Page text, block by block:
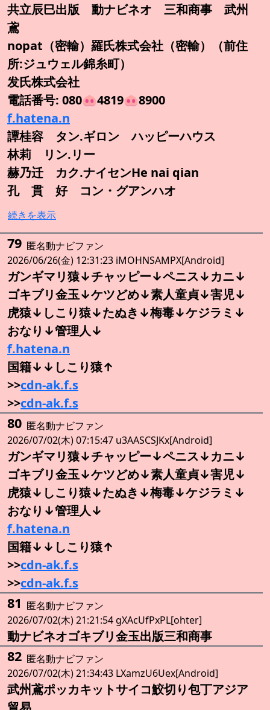
共立辰巳出版 動ナビネオ 三和商事 武州
鳶
nopat（密輸）羅氏株式会社（密輸）（前住
所:ジュウェル錦糸町）
发氏株式会社
電話番号: 080🐽4819🐽8900
f.hatena.n
譚桂容 タン.ギロン ハッピーハウス
林莉 リン.リー
赫乃迁 カク.ナイセンHe nai qian
孔 貫 好 コン・グアンハオ
続きを表示
79 匿名動ナビファン
2026/06/26(金) 12:31:23 iMOHNSAMPX[Android]
ガンギマリ猿↓チャッピー↓ペニス↓カニ↓
ゴキブリ金玉↓ケツどめ↓素人童貞↓害児↓
虎猿↓しこり猿↓たぬき↓梅毒↓ケジラミ↓
おなり↓管理人↓
f.hatena.n
国籍↓↓しこり猿↑
>>cdn-ak.f.s
>>cdn-ak.f.s
80 匿名動ナビファン
2026/07/02(木) 07:15:47 u3AASCSJKx[Android]
ガンギマリ猿↓チャッピー↓ペニス↓カニ↓
ゴキブリ金玉↓ケツどめ↓素人童貞↓害児↓
虎猿↓しこり猿↓たぬき↓梅毒↓ケジラミ↓
おなり↓管理人↓
f.hatena.n
国籍↓↓しこり猿↑
>>cdn-ak.f.s
>>cdn-ak.f.s
81 匿名動ナビファン
2026/07/02(木) 21:21:54 gXAcUfPxPL[ohter]
動ナビネオゴキブリ金玉出版三和商事
82 匿名動ナビファン
2026/07/02(木) 21:34:43 LXamzU6Uex[Android]
武州鳶ポッカキットサイコ鮫切り包丁アジア